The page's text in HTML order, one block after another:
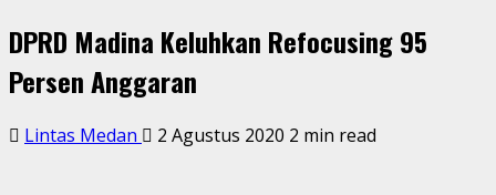
DPRD Madina Keluhkan Refocusing 95
Persen Anggaran
Lintas Medan 2 Agustus 2020 2 min read